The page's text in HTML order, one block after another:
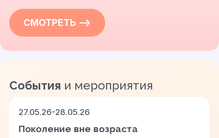
СМОТРЕТЬ —>
События и мероприятия
27.05.26-28.05.26
Поколение вне возраста